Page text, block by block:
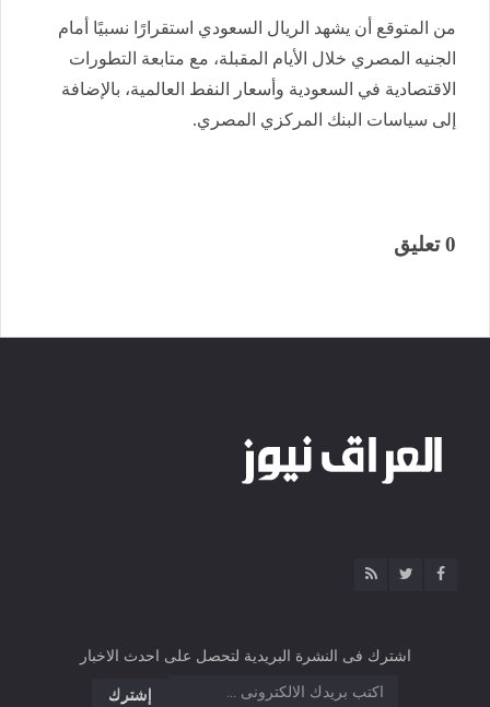
من المتوقع أن يشهد الريال السعودي استقرارًا نسبيًا أمام
الجنيه المصري خلال الأيام المقبلة، مع متابعة التطورات
الاقتصادية في السعودية وأسعار النفط العالمية، بالإضافة
إلى سياسات البنك المركزي المصري.
0 تعليق
اشترك فى النشرة البريدية لتحصل على احدث الاخبار